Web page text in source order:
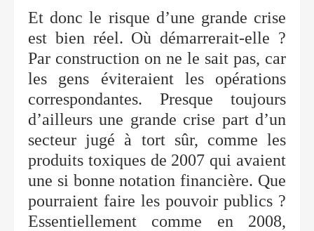
Et donc le risque d’une grande crise
est bien réel. Où démarrerait-elle ?
Par construction on ne le sait pas, car
les gens éviteraient les opérations
correspondantes. Presque toujours
d’ailleurs une grande crise part d’un
secteur jugé à tort sûr, comme les
produits toxiques de 2007 qui avaient
une si bonne notation financière. Que
pourraient faire les pouvoir publics ?
Essentiellement comme en 2008,